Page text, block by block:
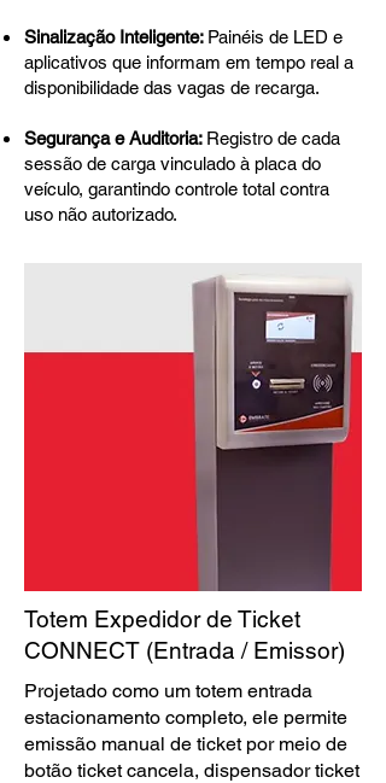
Sinalização Inteligente: Painéis de LED e
aplicativos que informam em tempo real a
disponibilidade das vagas de recarga.
Segurança e Auditoria: Registro de cada
sessão de carga vinculado à placa do
veículo, garantindo controle total contra
uso não autorizado.
Totem Expedidor de Ticket
CONNECT (Entrada / Emissor)
Projetado como um totem entrada
estacionamento completo, ele permite
emissão manual de ticket por meio de
botão ticket cancela, dispensador ticket